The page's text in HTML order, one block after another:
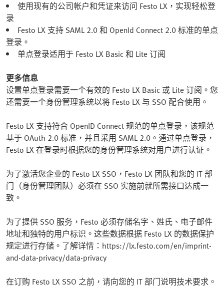
使用现有的公司帐户和凭证来访问 Festo LX，实现轻松登
录
Festo LX 支持 SAML 2.0 和 OpenId Connect 2.0 标准的单点
登录。
单点登录适用于 Festo LX Basic 和 Lite 订阅
更多信息
设置单点登录需要一个有效的 Festo LX Basic 或 Lite 订阅。您
还需要一个身份管理系统以将 Festo LX 与 SSO 配合使用。
Festo LX 支持符合 OpenID Connect 规范的单点登录，该规范
基于 OAuth 2.0 标准，并且采用 SAML 2.0。通过单点登录，
Festo LX 在登录时根据您的身份管理系统对用户进行认证。
为了激活您企业的 Festo LX SSO，Festo LX 团队和您的 IT 部
门（身份管理团队）必须在 SSO 实施前就所需接口达成一
致。
为了提供 SSO 服务，Festo 必须存储名字、姓氏、电子邮件
地址和独特的用户标识。这些数据根据 Festo LX 的数据保护
规定进行存储。了解详情：https://lx.festo.com/en/imprint-
and-data-privacy/data-privacy
在订购 Festo LX SSO 之前，请向您的 IT 部门说明技术要求。